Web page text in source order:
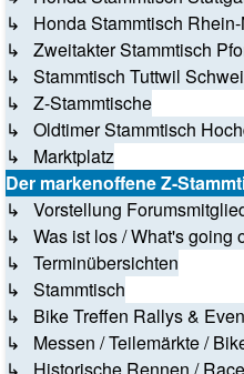
↳ Honda Stammtisch
↳ Zweitakter Stammtisch
↳ Stammtisch Tuttwil
↳ Z-Stammtische
↳ Oldtimer Stammtisch
↳ Marktplatz
Der markenoffene Z-
↳ Vorstellung
↳ Was ist los / What's going
↳ Terminübersichten
↳ Stammtisch
↳ Bike Treffen Rallys &
↳ Messen / Teilemärkte /